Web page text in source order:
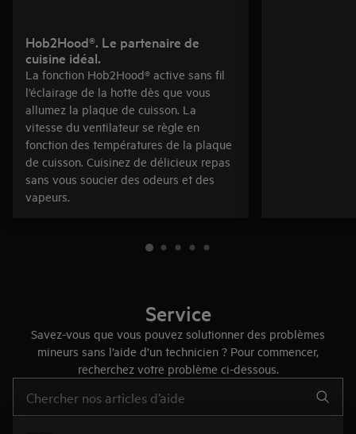
Hob2Hood®. Le partenaire de
cuisine idéal.
La fonction Hob2Hood® active sans fil
l’éclairage de la hotte dès que vous
allumez la plaque de cuisson. La
vitesse du ventilateur se règle en
fonction des températures de la plaque
de cuisson. Cuisinez de délicieux repas
sans vous soucier des odeurs et des
vapeurs.
Service
Savez-vous que vous pouvez solutionner des problèmes
mineurs sans l’aide d’un technicien ? Pour commencer,
recherchez votre problème ci-dessous.